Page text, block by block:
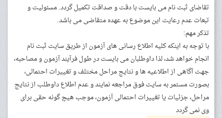
تقاضای ثبت نام می بایست با دقت و صداقت تکمیل گردد. مسئولیت و
تبعات عدم رعایت این موضوع به عهده متقاضی می باشد.
تذکر مهم:
با توجه به اینکه کلیه اطلاع رسانی های آزمون از طریق سایت ثبت نام
انجام خواهد شد، لذا داوطلبان می بایست در طول فرآیند آزمون و مصاحبه،
جهت آگاهی از اطلاعیه ها و نتایج مراحل مختلف و تغییرات احتمالی،
بصورت مستمر به سایت فوق مراجعه نمایند و عدم اطلاع داوطلب از نتایج
مراحل، جزئیات یا تغییرات احتمالی آزمون، موجب هیچ گونه حقی برای
وی نمی گردد